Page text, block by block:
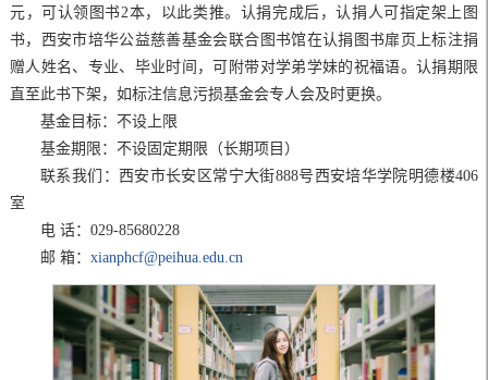
元，可认领图书2本，以此类推。认捐完成后，认捐人可指定架上图
书，西安市培华公益慈善基金会联合图书馆在认捐图书扉页上标注捐
赠人姓名、专业、毕业时间，可附带对学弟学妹的祝福语。认捐期限
直至此书下架，如标注信息污损基金会专人会及时更换。
基金目标：不设上限
基金期限：不设固定期限（长期项目）
联系我们：西安市长安区常宁大街888号西安培华学院明德楼406
室
电 话：029-85680228
邮 箱： xianphcf@peihua.edu.cn